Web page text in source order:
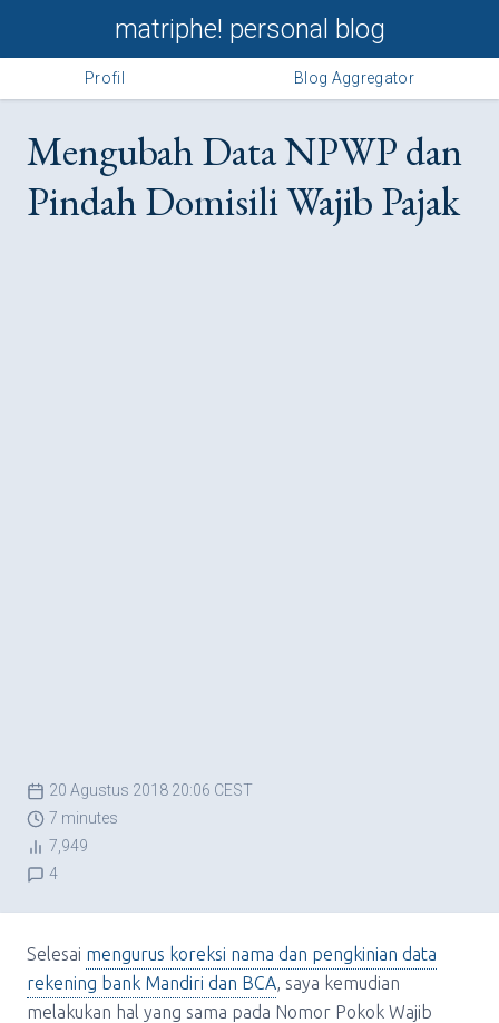
matriphe! personal blog
Profil Blog Aggregator
Mengubah Data NPWP dan
Pindah Domisili Wajib Pajak
20 Agustus 2018 20:06 CEST
7 minutes
7,949
4
Selesai mengurus koreksi nama dan pengkinian data
rekening bank Mandiri dan BCA, saya kemudian
melakukan hal yang sama pada Nomor Pokok Wajib